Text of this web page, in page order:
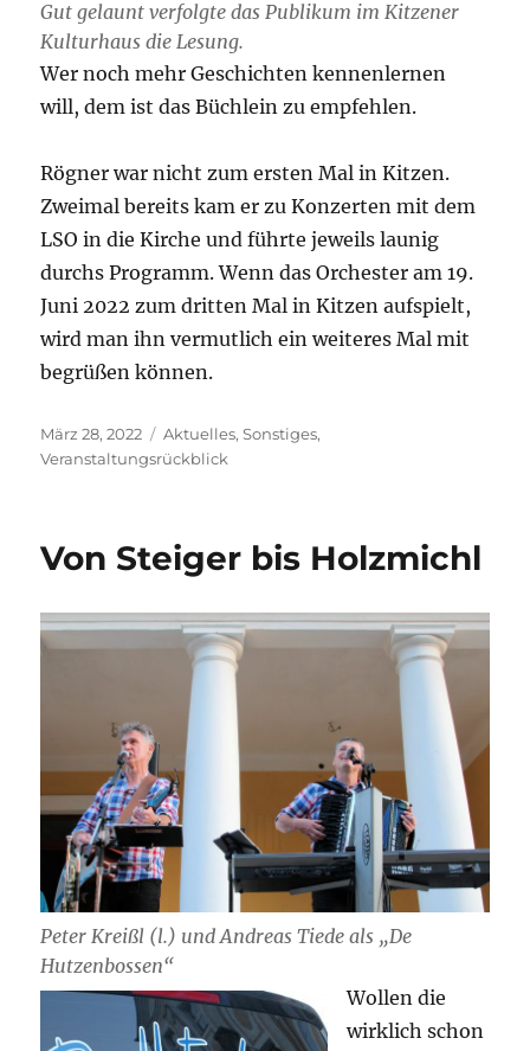
Gut gelaunt verfolgte das Publikum im Kitzener
Kulturhaus die Lesung.
Wer noch mehr Geschichten kennenlernen
will, dem ist das Büchlein zu empfehlen.
Rögner war nicht zum ersten Mal in Kitzen.
Zweimal bereits kam er zu Konzerten mit dem
LSO in die Kirche und führte jeweils launig
durchs Programm. Wenn das Orchester am 19.
Juni 2022 zum dritten Mal in Kitzen aufspielt,
wird man ihn vermutlich ein weiteres Mal mit
begrüßen können.
Veröffentlicht
am
März 28, 2022 Kategorien
Aktuelles,Sonstiges,
Veranstaltungsrückblick
Von Steiger bis Holzmichl
Peter Kreißl (l.) und Andreas Tiede als „De
Hutzenbossen“
Wollen die
wirklich schon